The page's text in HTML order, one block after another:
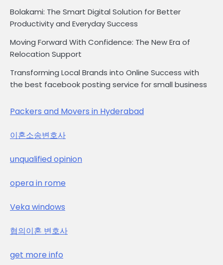
Bolakami: The Smart Digital Solution for Better
Productivity and Everyday Success
Moving Forward With Confidence: The New Era of
Relocation Support
Transforming Local Brands into Online Success with
the best facebook posting service for small business
Packers and Movers in Hyderabad
이혼소송변호사
unqualified opinion
opera in rome
Veka windows
협의이혼 변호사
get more info